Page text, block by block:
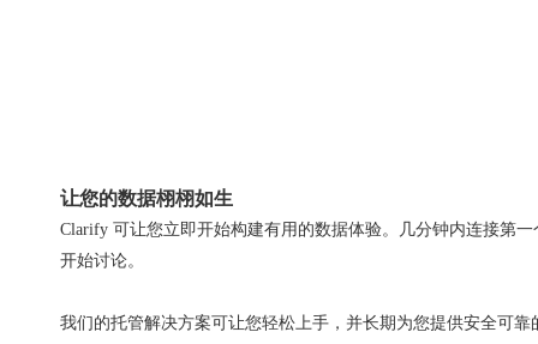
让您的数据栩栩如生
Clarify 可让您立即开始构建有用的数据体验。几分钟内连接第
开始讨论。
我们的托管解决方案可让您轻松上手，并长期为您提供安全可靠